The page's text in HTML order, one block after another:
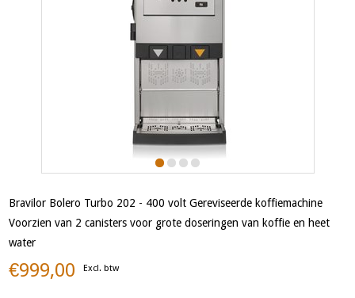
Bravilor Bolero Turbo 202 - 400 volt Gereviseerde koffiemachine
Voorzien van 2 canisters voor grote doseringen van koffie en heet
water
€999,00 Excl. btw